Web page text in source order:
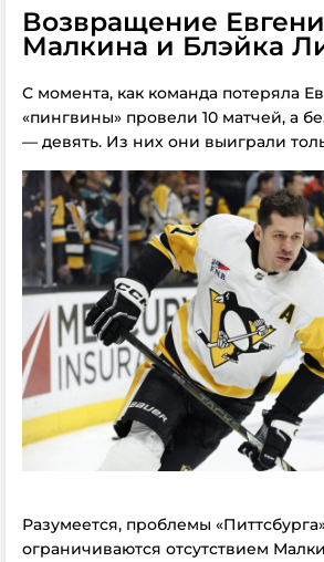
Возвращение
Малкина и Блэйка
С момента, как команда потеряла
«пингвины» провели 10 матчей, а
— девять. Из них они выиграли
Разумеется, проблемы
ограничиваются отсутствием